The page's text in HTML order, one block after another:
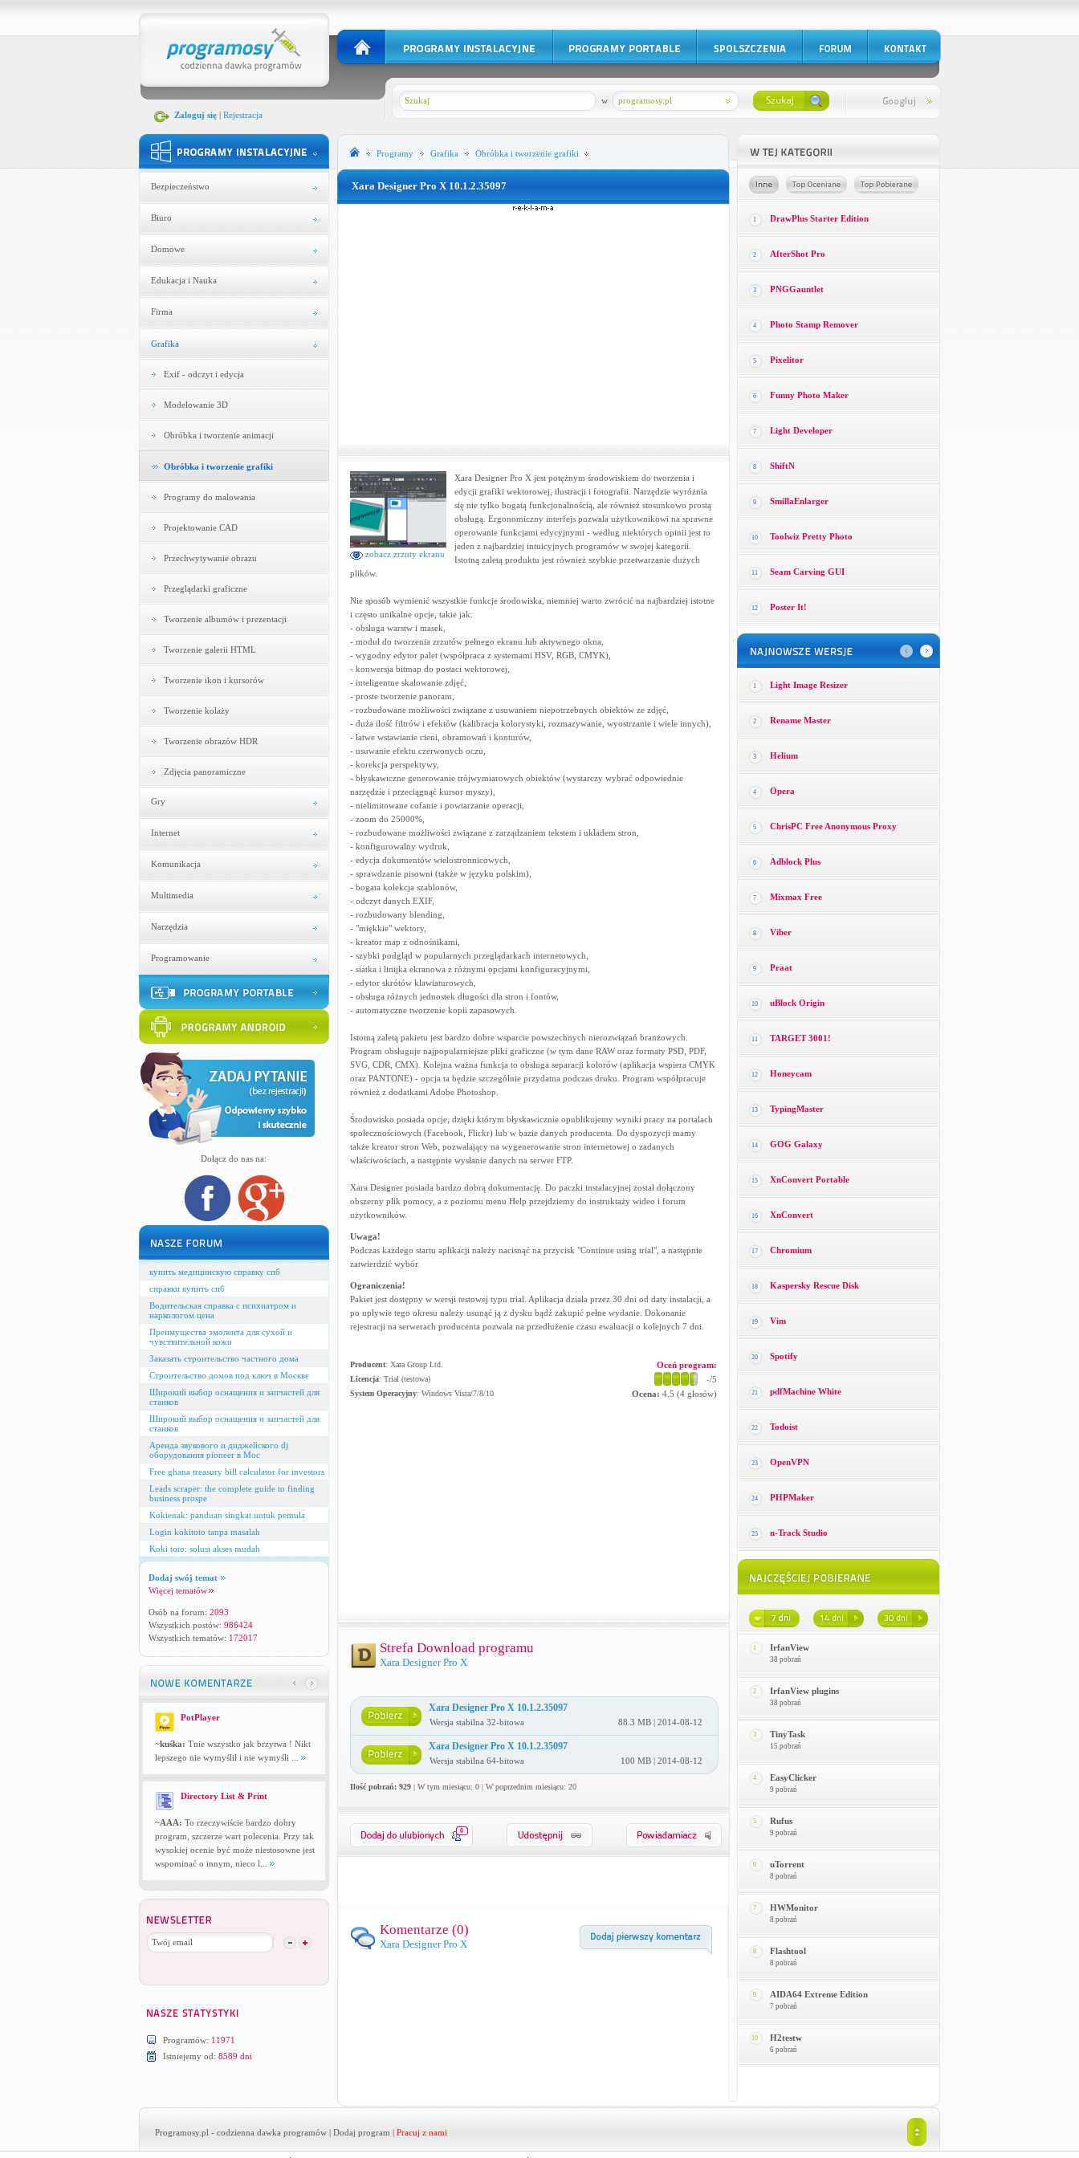
Zaloguj się| Rejestracja
programosy.pl
w
Bezpieczeństwo
Biuro
Domowe
Edukacja i Nauka
Firma
Grafika
Exif - odczyt i edycja
Modelowanie 3D
Obróbka i tworzenie animacji
Obróbka i tworzenie grafiki
Programy do malowania
Projektowanie CAD
Przechwytywanie obrazu
Przeglądarki graficzne
Tworzenie albumów i prezentacji
Tworzenie galerii HTML
Tworzenie ikon i kursorów
Tworzenie kolaży
Tworzenie obrazów HDR
Zdjęcia panoramiczne
Gry
Internet
Komunikacja
Multimedia
Narzędzia
Programowanie
Dołącz do nas na:
купить медицинскую справку спб
справки купить спб
Водительская справка с психиатром и
наркологом цена
Преимущества эмолента для сухой и
чувствительной кожи
Заказать строительство частного дома
Строительство домов под ключ в Москве
Широкий выбор оснащения и запчастей для
станков
Широкий выбор оснащения и запчастей для
станков
Аренда звукового и диджейского dj
оборудования pioneer в Мос
Free ghana treasury bill calculator for investors
Leads scraper: the complete guide to finding
business prospe
Kokienak: panduan singkat untuk pemula
Login kokitoto tanpa masalah
Koki toto: solusi akses mudah
Dodaj swój temat
Więcej tematów
Osób na forum: 2093
Wszystkich postów: 986424
Wszystkich tematów: 172017
PotPlayer
~kuśka: Tnie wszystko jak brzytwa ! Nikt
lepszego nie wymyślił i nie wymyśli ...
Directory List & Print
~AAA: To rzeczywiście bardzo dobry
program, szczerze wart polecenia. Przy tak
wysokiej ocenie być może niestosowne jest
wspominać o innym, nieco l...
Programów: 11971
Istniejemy od: 8589 dni
Programy Grafika Obróbka i tworzenie grafiki
Xara Designer Pro X 10.1.2.35097
zobacz zrzuty ekranu
Xara Designer Pro X jest potężnym środowiskiem do tworzenia i
edycji grafiki wektorowej, ilustracji i fotografii. Narzędzie wyróżnia
się nie tylko bogatą funkcjonalnością, ale również stosunkowo prostą
obsługą. Ergonomiczny interfejs pozwala użytkownikowi na sprawne
operowanie funkcjami edycyjnymi - według niektórych opinii jest to
jeden z najbardziej intuicyjnych programów w swojej kategorii.
Istotną zaletą produktu jest również szybkie przetwarzanie dużych
plików.
Nie sposób wymienić wszystkie funkcje środowiska, niemniej warto zwrócić na najbardziej istotne
i często unikalne opcje, takie jak:
- obsługa warstw i masek,
- moduł do tworzenia zrzutów pełnego ekranu lub aktywnego okna,
- wygodny edytor palet (współpraca z systemami HSV, RGB, CMYK),
- konwersja bitmap do postaci wektorowej,
- inteligentne skalowanie zdjęć,
- proste tworzenie panoram,
- rozbudowane możliwości związane z usuwaniem niepotrzebnych obiektów ze zdjęć,
- duża ilość filtrów i efektów (kalibracja kolorystyki, rozmazywanie, wyostrzanie i wiele innych),
- łatwe wstawianie cieni, obramowań i konturów,
- usuwanie efektu czerwonych oczu,
- korekcja perspektywy,
- błyskawiczne generowanie trójwymiarowych obiektów (wystarczy wybrać odpowiednie
narzędzie i przeciągnąć kursor myszy),
- nielimitowane cofanie i powtarzanie operacji,
- zoom do 25000%,
- rozbudowane możliwości związane z zarządzaniem tekstem i układem stron,
- konfigurowalny wydruk,
- edycja dokumentów wielostronnicowych,
- sprawdzanie pisowni (także w języku polskim),
- bogata kolekcja szablonów,
- odczyt danych EXIF,
- rozbudowany blending,
- "miękkie" wektory,
- kreator map z odnośnikami,
- szybki podgląd w popularnych przeglądarkach internetowych,
- siatka i linijka ekranowa z różnymi opcjami konfiguracyjnymi,
- edytor skrótów klawiaturowych,
- obsługa różnych jednostek długości dla stron i fontów,
- automatyczne tworzenie kopii zapasowych.
Istotną zaletą pakietu jest bardzo dobre wsparcie powszechnych nierozwiązań branżowych.
Program obsługuje najpopularniejsze pliki graficzne (w tym dane RAW oraz formaty PSD, PDF,
SVG, CDR, CMX). Kolejna ważna funkcja to obsługa separacji kolorów (aplikacja wspiera CMYK
oraz PANTONE) - opcja ta będzie szczególnie przydatna podczas druku. Program współpracuje
również z dodatkami Adobe Photoshop.
Środowisko posiada opcje, dzięki którym błyskawicznie opublikujemy wyniki pracy na portalach
społecznościowych (Facebook, Flickr) lub w bazie danych producenta. Do dyspozycji mamy
także kreator stron Web, pozwalający na wygenerowanie stron internetowej o zadanych
właściwościach, a następnie wysłanie danych na serwer FTP.
Xara Designer posiada bardzo dobrą dokumentację. Do paczki instalacyjnej został dołączony
obszerny plik pomocy, a z poziomu menu Help przejdziemy do instruktaży wideo i forum
użytkowników.
Uwaga!
Podczas każdego startu aplikacji należy nacisnąć na przycisk "Continue using trial", a następnie
zatwierdzić wybór.
Ograniczenia!
Pakiet jest dostępny w wersji testowej typu trial. Aplikacja działa przez 30 dni od daty instalacji, a
po upływie tego okresu należy usunąć ją z dysku bądź zakupić pełne wydanie. Dokonanie
rejestracji na serwerach producenta pozwala na przedłużenie czasu ewaluacji o kolejnych 7 dni.
Producent: Xara Group Ltd.
Licencja: Trial (testowa)
System Operacyjny: Windows Vista/7/8/10
Oceń program:
-/5
Ocena: 4.5 (4głosów)
Strefa Download programu
Xara Designer Pro X
Xara Designer Pro X 10.1.2.35097
Wersja stabilna 32-bitowa 88.3 MB | 2014-08-12
Xara Designer Pro X 10.1.2.35097
Wersja stabilna 64-bitowa 100 MB | 2014-08-12
Ilość pobrań: 929| W tym miesiącu: 0 | W poprzednim miesiącu: 20
0
Komentarze (0)
Xara Designer Pro X
1 DrawPlus Starter Edition
2 AfterShot Pro
3 PNGGauntlet
4 Photo Stamp Remover
5 Pixelitor
6 Funny Photo Maker
7 Light Developer
8 ShiftN
9 SmillaEnlarger
10 Toolwiz Pretty Photo
11 Seam Carving GUI
12 Poster It!
1 Light Image Resizer
2 Rename Master
3 Helium
4 Opera
5 ChrisPC Free Anonymous Proxy
6 Adblock Plus
7 Mixmax Free
8 Viber
9 Praat
10 uBlock Origin
11 TARGET 3001!
12 Honeycam
13 TypingMaster
14 GOG Galaxy
15 XnConvert Portable
16 XnConvert
17 Chromium
18 Kaspersky Rescue Disk
19 Vim
20 Spotify
21 pdfMachine White
22 Todoist
23 OpenVPN
24 PHPMaker
25 n-Track Studio
1 IrfanView
38 pobrań
2 IrfanView plugins
38 pobrań
3 TinyTask
15 pobrań
4 EasyClicker
9 pobrań
5 Rufus
9 pobrań
6 uTorrent
8 pobrań
7 HWMonitor
8 pobrań
8 Flashtool
8 pobrań
9 AIDA64 Extreme Edition
7 pobrań
10 H2testw
6 pobrań
Programosy.pl - codzienna dawka programów | Dodaj program | Pracuj z nami